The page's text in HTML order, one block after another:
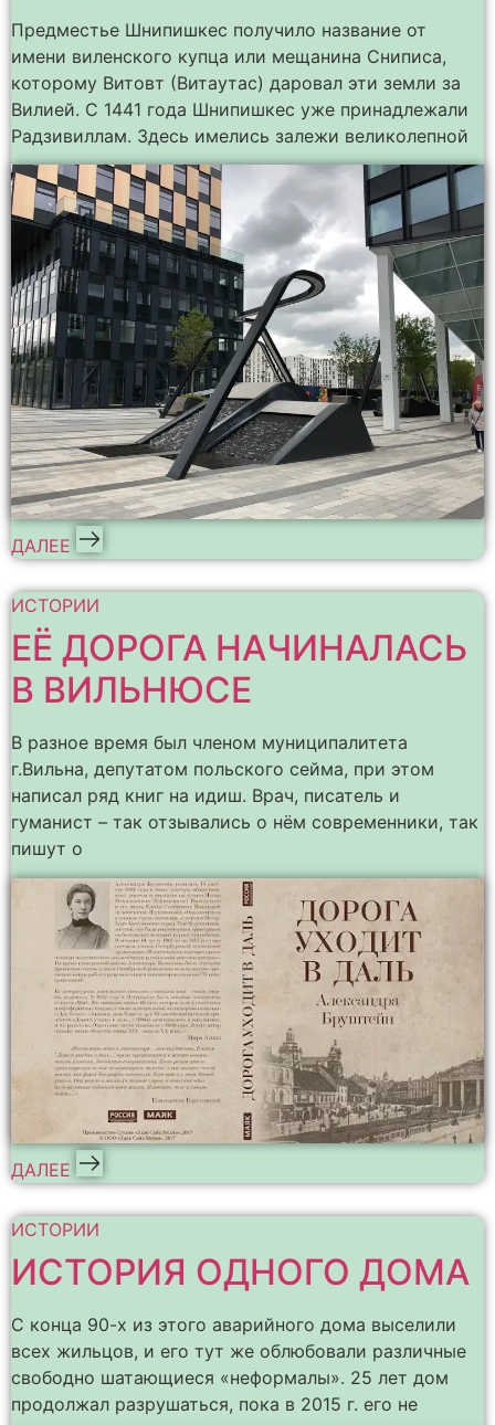
Предместье Шнипишкес получило название от
имени виленского купца или мещанина Сниписа,
которому Витовт (Витаутас) даровал эти земли за
Вилией. С 1441 года Шнипишкес уже принадлежали
Радзивиллам. Здесь имелись залежи великолепной
ДАЛЕЕ
ИСТОРИИ
ЕЁ ДОРОГА НАЧИНАЛАСЬ
В ВИЛЬНЮСЕ
В разное время был членом муниципалитета
г.Вильна, депутатом польского сейма, при этом
написал ряд книг на идиш. Врач, писатель и
гуманист – так отзывались о нём современники, так
пишут о
ДАЛЕЕ
ИСТОРИИ
ИСТОРИЯ ОДНОГО ДОМА
С конца 90-х из этого аварийного дома выселили
всех жильцов, и его тут же облюбовали различные
свободно шатающиеся «неформалы». 25 лет дом
продолжал разрушаться, пока в 2015 г. его не